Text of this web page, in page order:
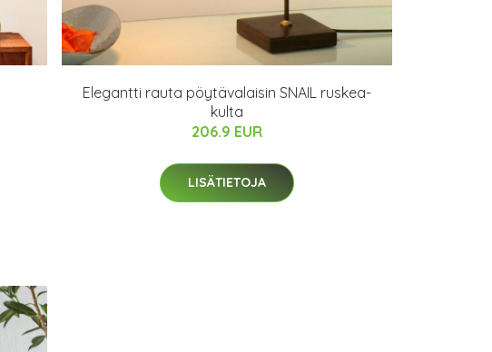
Elegantti rauta pöytävalaisin SNAIL ruskea-
kulta
206.9 EUR
LISÄTIETOJA